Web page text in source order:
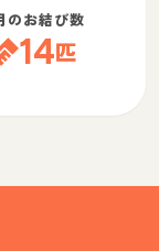
のお結び数
14匹